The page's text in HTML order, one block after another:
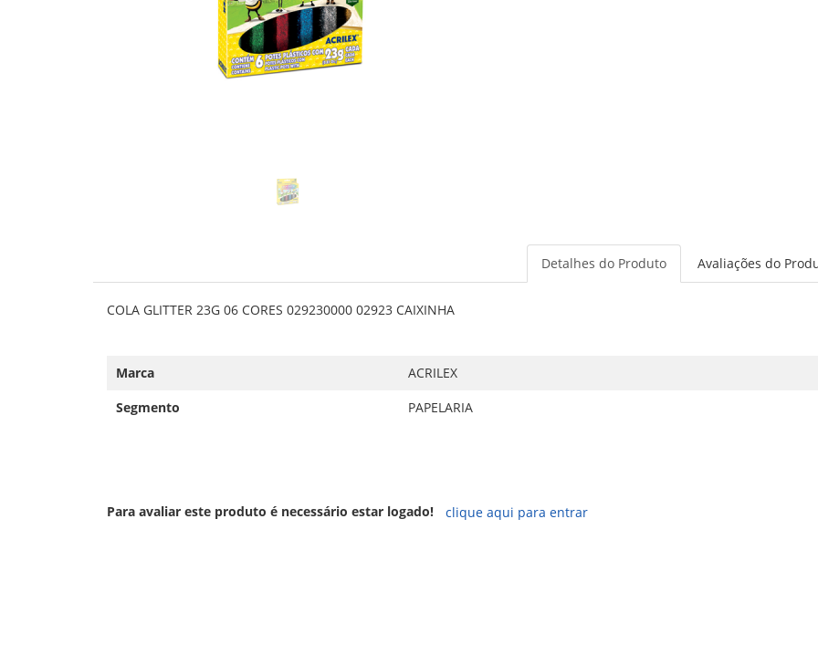
Detalhes do Produto Avaliações do
COLA GLITTER 23G 06 CORES 029230000 02923 CAIXINHA
Marca
ACRILEX
Segmento
PAPELARIA
Para avaliar este produto é necessário estar logado! clique aqui para entrar